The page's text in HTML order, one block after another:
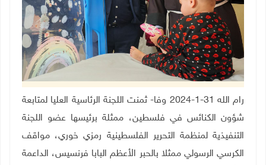
رام الله 31-1-2024 وفا- ثمنت اللجنة الرئاسية العليا لمتابعة
شؤون الكنائس في فلسطين، ممثلة برئيسها عضو اللجنة
التنفيذية لمنظمة التحرير الفلسطينية رمزي خوري، مواقف
الكرسي الرسولي ممثلا بالحبر الأعظم البابا فرنسيس، الداعمة